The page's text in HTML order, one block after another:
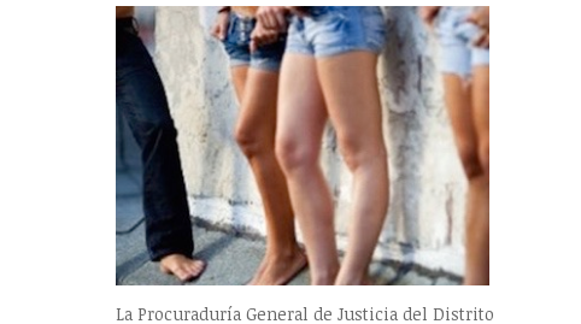
La Procuraduría General de Justicia del Distrito